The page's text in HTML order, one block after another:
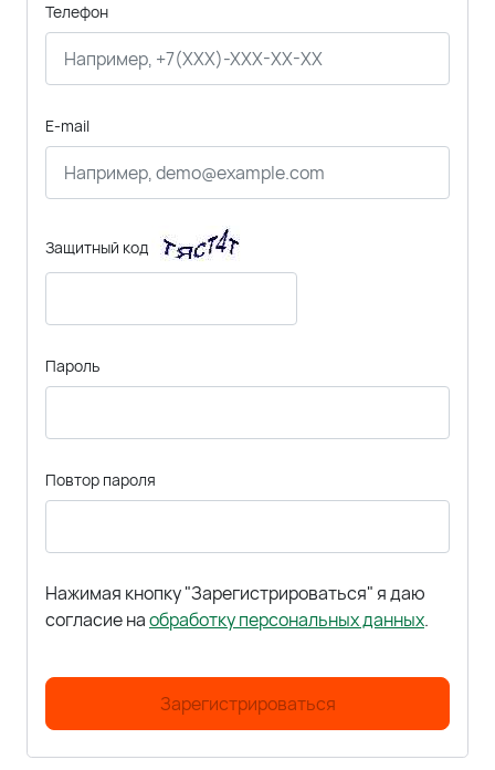
Телефон
E-mail
Защитный код
Пароль
Повтор пароля
Нажимая кнопку "Зарегистрироваться" я даю
согласие наобработку персональных данных.
Зарегистрироваться